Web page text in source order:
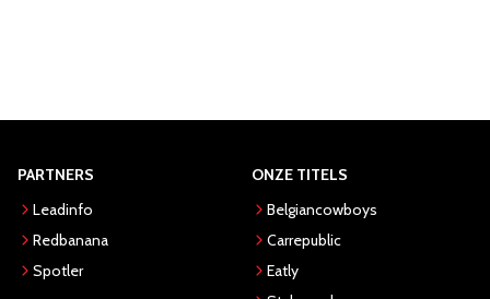
PARTNERS
Leadinfo
Redbanana
Spotler
ONZE TITELS
Belgiancowboys
Carrepublic
Eatly